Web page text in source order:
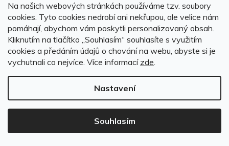
Na našich webových stránkách používáme tzv. soubory
cookies. Tyto cookies nedrobí ani nekřupou, ale velice nám
pomáhají, abychom vám poskytli personalizovaný obsah.
Kliknutím na tlačítko ,,Souhlasím“ souhlasíte s využitím
cookies a předáním údajů o chování na webu, abyste si je
vychutnali co nejvíce. Více informací zde.
Nastavení
Souhlasím
Stěrače Peugeot 307 CC 2005-2008 • FLAT • sada